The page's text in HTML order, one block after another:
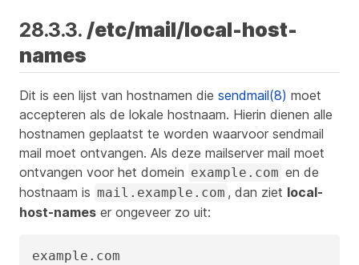
28.3.3. /etc/mail/local-host-
names
Dit is een lijst van hostnamen die sendmail(8) moet
accepteren als de lokale hostnaam. Hierin dienen alle
hostnamen geplaatst te worden waarvoor sendmail
mail moet ontvangen. Als deze mailserver mail moet
ontvangen voor het domein example.com en de
hostnaam is mail.example.com , dan ziet local-
host-names er ongeveer zo uit:
example.com